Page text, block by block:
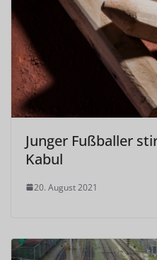
Junger Fußballer
Kabul
20. August 2021